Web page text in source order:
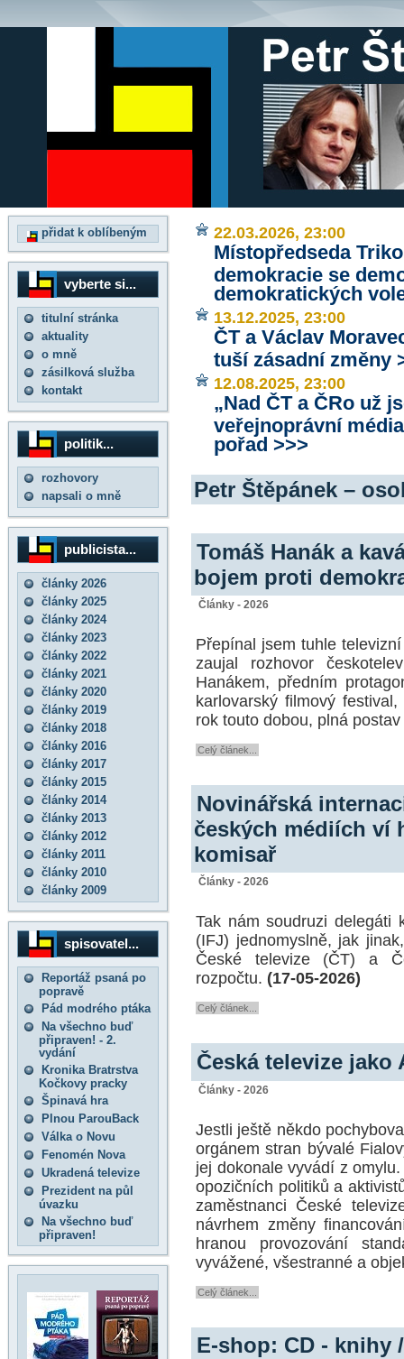
přidat k oblíbeným
vyberte si...
titulní stránka
aktuality
o mně
zásilková služba
kontakt
politik...
rozhovory
napsali o mně
publicista...
články 2026
články 2025
články 2024
články 2023
články 2022
články 2021
články 2020
články 2019
články 2018
články 2016
články 2017
články 2015
články 2014
články 2013
články 2012
články 2011
články 2010
články 2009
spisovatel...
Reportáž psaná po
popravě
Pád modrého ptáka
Na všechno buď
připraven! - 2.
vydání
Kronika Bratrstva
Kočkovy pracky
Špinavá hra
Plnou ParouBack
Válka o Novu
Fenomén Nova
Ukradená televize
Prezident na půl
úvazku
Na všechno buď
připraven!
22.03.2026, 23:00
Místopředseda
demokracie se
demokratických
13.12.2025, 23:00
ČT a Václav
tuší zásadní změny
12.08.2025, 23:00
„Nad ČT a ČRo už
veřejnoprávní
pořad >>>
Petr Štěpánek –
Tomáš Hanák a
bojem proti
Články - 2026
Přepínal jsem tuhle
zaujal rozhovor
Hanákem, předním
karlovarský filmový
rok touto dobou, plná
Celý článek...
Novinářská
českých médiích ví
komisař
Články - 2026
Tak nám soudruzi delegáti
(IFJ) jednomyslně, jak
České televize (ČT) a
rozpočtu. (17-05-2026)
Celý článek...
Česká televize jako
Články - 2026
Jestli ještě někdo
orgánem stran bývalé
jej dokonale vyvádí z
opozičních politiků a
zaměstnanci České
návrhem změny
hranou provozování
vyvážené, všestranné a
Celý článek...
E-shop: CD - knihy